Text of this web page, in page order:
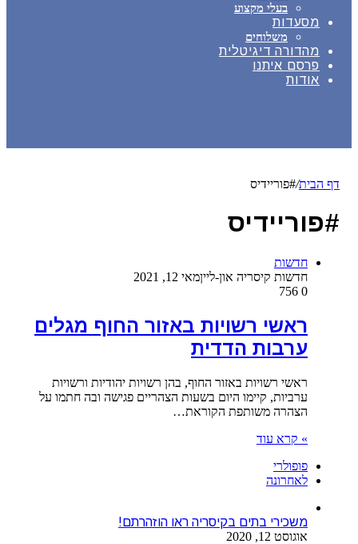
בעלי מקצוע
מסעדות
משלוחים
מהדורה דיגיטלית
פרסם איתנו
אודות
דף הבית/#פוריידיס
#פוריידיס
חדשות
חדשות קיסריה און-לייןמאי 12, 2021
0
ראשי רשויות באזור החוף מגלים
ערבות הדדית
ראשי רשויות באזור החוף, בהן רשויות יהודיות ורשויות
ערביות, קיימו היום בשעות הצהריים פגישה ובה חתמו על
הצהרה משותפת הקוראת…
» קרא עוד
פופולרי
לאחרונה
משכירי בתים בקיסריה ראו הוזהרתם!
אוגוסט 12, 2020